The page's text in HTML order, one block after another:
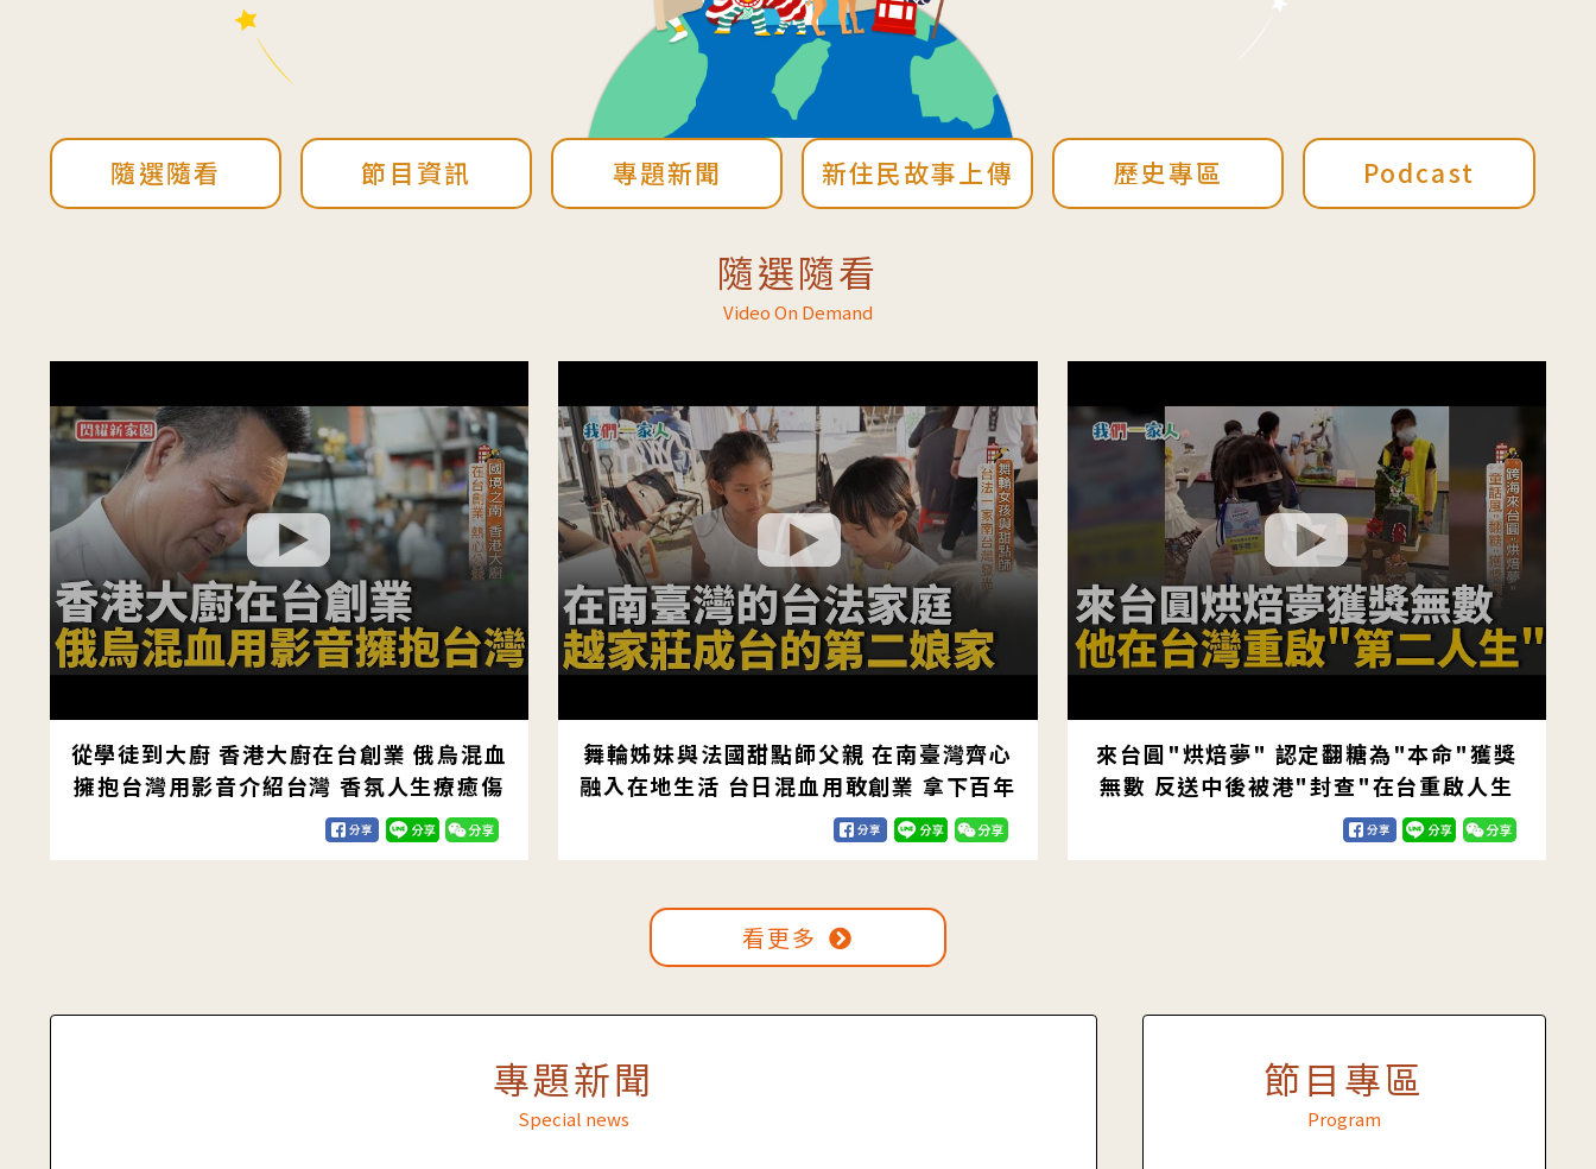
隨選隨看 節目資訊 專題新聞 新住民故事上傳 歷史專區 Podcast
隨選隨看
Video On Demand
從學徒到大廚 香港大廚在台創業 俄烏混血
擁抱台灣用影音介紹台灣 香氛人生療癒傷
痛 主持推廣搭起台印橋梁【#我們一家人
│閃耀新家園】20251116│三立新聞台
舞輪姊妹與法國甜點師父親 在南臺灣齊心
融入在地生活 台日混血用敢創業 拿下百年
酒廠代理 【#我們一家人｜閃耀新家園】
20251109｜三立新聞台｜移民署
來台圓"烘焙夢" 認定翻糖為"本命"獲獎
無數 反送中後被港"封查"在台重啟人生
11坪空間成為印尼生的第二個家 變身房仲
助同鄉圓買房夢【#我們一家人｜閃耀新家
看更多
專題新聞
Special news
節目專區
Program